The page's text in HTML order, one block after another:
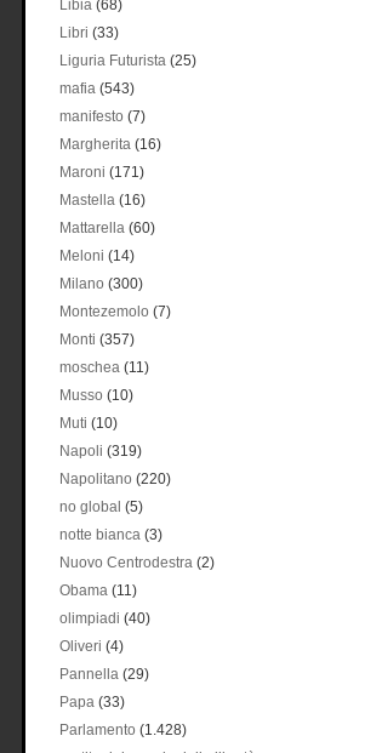
Libia (68)
Libri (33)
Liguria Futurista (25)
mafia (543)
manifesto (7)
Margherita (16)
Maroni (171)
Mastella (16)
Mattarella (60)
Meloni (14)
Milano (300)
Montezemolo (7)
Monti (357)
moschea (11)
Musso (10)
Muti (10)
Napoli (319)
Napolitano (220)
no global (5)
notte bianca (3)
Nuovo Centrodestra (2)
Obama (11)
olimpiadi (40)
Oliveri (4)
Pannella (29)
Papa (33)
Parlamento (1.428)